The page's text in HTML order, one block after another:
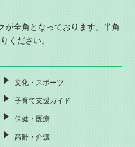
が全角となっております。半角
ください。
文化・スポーツ
子育て支援ガイド
保健・医療
高齢・介護